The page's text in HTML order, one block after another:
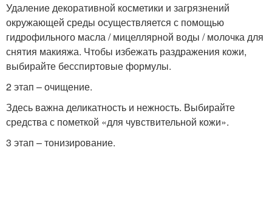
Удаление декоративной косметики и загрязнений
окружающей среды осуществляется с помощью
гидрофильного масла / мицеллярной воды / молочка для
снятия макияжа. Чтобы избежать раздражения кожи,
выбирайте бесспиртовые формулы.
2 этап – очищение.
Здесь важна деликатность и нежность. Выбирайте
средства с пометкой «для чувствительной кожи».
3 этап – тонизирование.